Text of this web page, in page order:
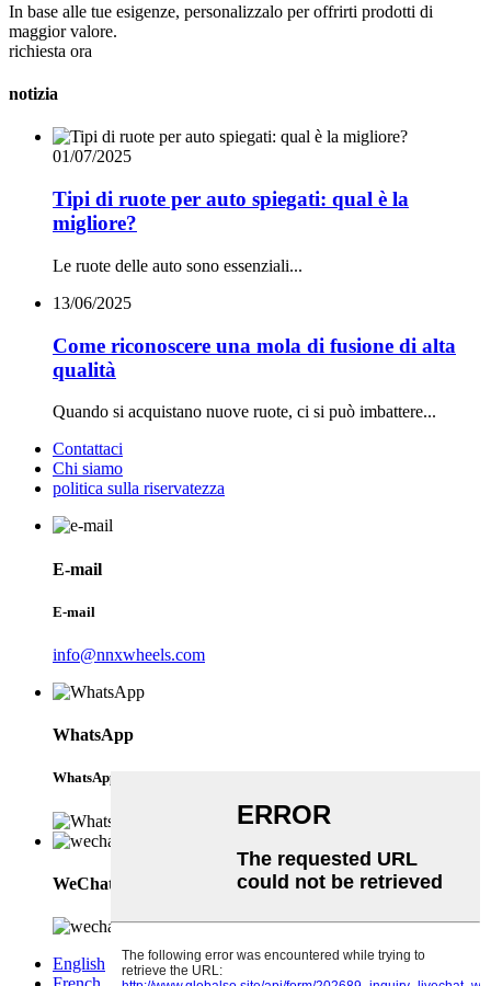
In base alle tue esigenze, personalizzalo per offrirti prodotti di
maggior valore.
richiesta ora
notizia
01/07/2025
Tipi di ruote per auto spiegati: qual è la
migliore?
Le ruote delle auto sono essenziali...
13/06/2025
Come riconoscere una mola di fusione di alta
qualità
Quando si acquistano nuove ruote, ci si può imbattere...
Contattaci
Chi siamo
politica sulla riservatezza
E-mail
E-mail
info@nnxwheels.com
WhatsApp
WhatsApp
WeChat
English